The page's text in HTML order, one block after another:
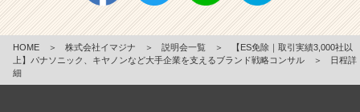
HOME ＞ 株式会社イマジナ ＞ 説明会一覧 ＞
【ES免除｜取引実績3,000社以
上】パナソニック、キヤノンなど大手企業を支えるブランド戦略コンサル
＞
日程詳
細